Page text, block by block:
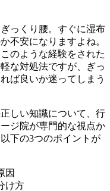
っくり腰。すぐに湿布
不安になりますよね。
のような経験をされた
な対処法ですが、ぎっ
ば良いか迷ってしまう
しい知識について、行
ジ院が専門的な視点か
下の3つのポイントが
因
け方